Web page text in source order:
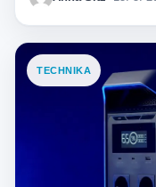
TECHNIKA